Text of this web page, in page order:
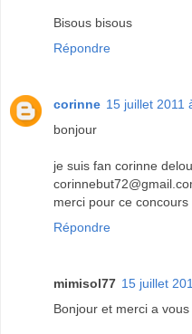
Bisous bisous
Répondre
corinne 15 juillet 2011
bonjour
je suis fan corinne
merci pour ce
Répondre
mimisol77 15 juillet
Bonjour et merci a vous